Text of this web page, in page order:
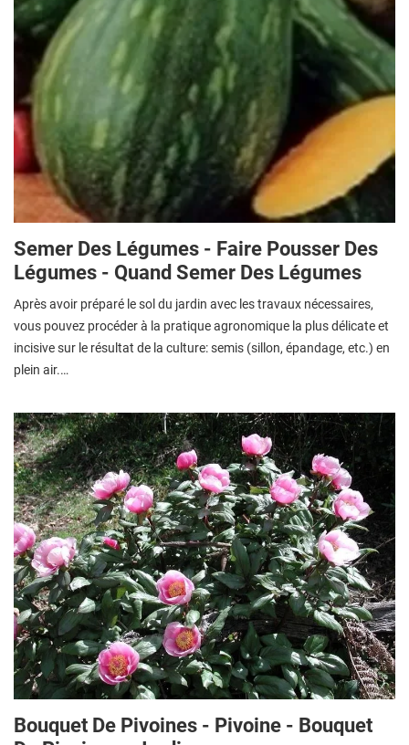
Semer Des Légumes - Faire Pousser Des
Légumes - Quand Semer Des Légumes
Après avoir préparé le sol du jardin avec les travaux nécessaires,
vous pouvez procéder à la pratique agronomique la plus délicate et
incisive sur le résultat de la culture: semis (sillon, épandage, etc.) en
plein air.…
Bouquet De Pivoines - Pivoine - Bouquet